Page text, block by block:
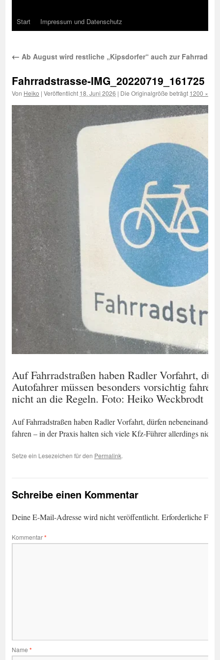
Start Impressum und Datenschutz
← Ab August wird restliche „Kipsdorfer“ auch zur
Fahrradstrasse-IMG_20220719_161725
Von Heiko | Veröffentlicht 18. Juni 2026 | Die Originalgröße beträgt 1200 × 675
Auf Fahrradstraßen haben Radler Vorfahrt,
Autofahrer müssen besonders vorsichtig
nicht an die Regeln. Foto: Heiko Weckbrodt
Auf Fahrradstraßen haben Radler Vorfahrt, dürfen
fahren – in der Praxis halten sich viele Kfz-Führer allerdings
Setze ein Lesezeichen für den Permalink.
Schreibe einen Kommentar
Deine E-Mail-Adresse wird nicht veröffentlicht. Erforderliche
Kommentar*
Name *